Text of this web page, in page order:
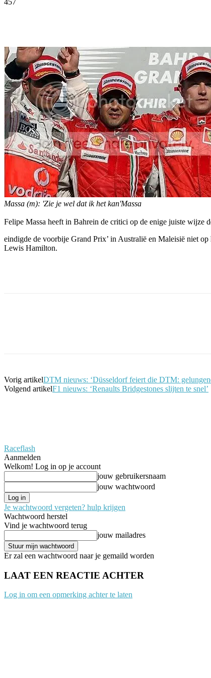
Massa (m): 'Zie je wel dat ik het kan'Massa
Felipe Massa heeft in Bahrein de critici op de enige juiste wijze
eindigde de voorbije Grand Prix’ in Australië en Maleisië niet
Lewis Hamilton.
Vorig artikelDTM nieuws: ‘Düsseldorf feiert die DTM:
Volgend artikelF1 nieuws: ‘Renaults Bridgestones slijten te snel’
Raceflash
Aanmelden
Welkom! Log in op je account
jouw gebruikersnaam
jouw wachtwoord
Je wachtwoord vergeten? hulp krijgen
Wachtwoord herstel
Vind je wachtwoord terug
jouw mailadres
Er zal een wachtwoord naar je gemaild worden
LAAT EEN REACTIE ACHTER
Log in om een opmerking achter te laten